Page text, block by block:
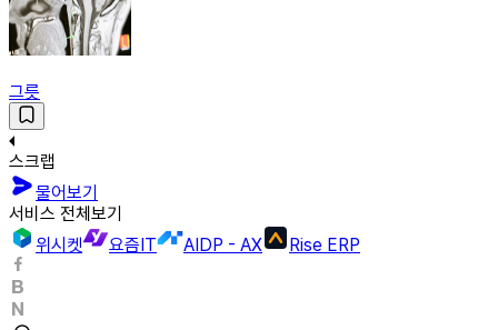
그릇
스크랩
물어보기
서비스 전체보기
위시켓
요즘IT AIDP - AX Rise ERP